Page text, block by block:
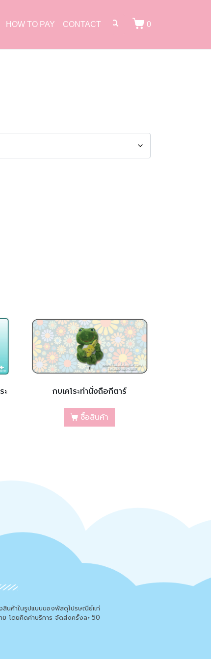
HOW TO PAY CONTACT 0
ะ กบเคโระท่านั่งถือกีตาร์
ซื้อสินค้า
สินค้าในรูปแบบของพัสดุไปรษณีย์แก่
ย โดยคิดค่าบริการ จัดส่งครั้งละ 50